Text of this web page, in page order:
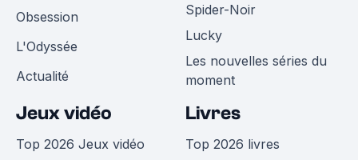
Obsession
L'Odyssée
Actualité
Spider-Noir
Lucky
Les nouvelles séries du
moment
Jeux vidéo
Top 2026 Jeux vidéo
Livres
Top 2026 livres